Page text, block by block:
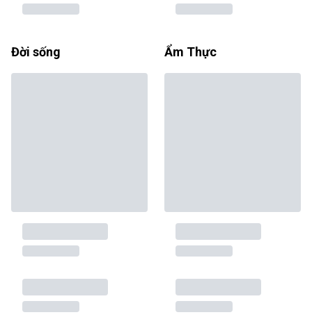
Đời sống Ẩm Thực